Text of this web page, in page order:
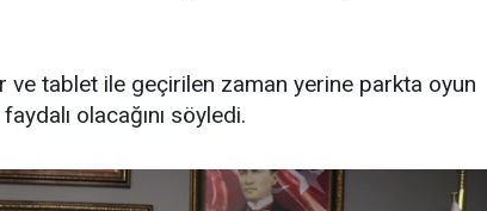
ve tablet ile geçirilen zaman yerine parkta oyun
olacağını söyledi.